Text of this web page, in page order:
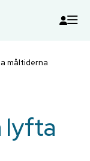
måltiderna
lyfta